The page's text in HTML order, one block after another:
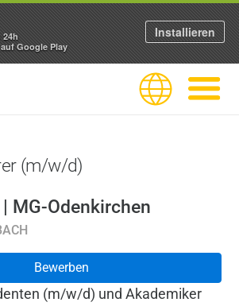
Sprache
(m/w/d)
MG-Odenkirchen
Bewerben
(m/w/d) und Akademiker
24h
Google Play
Installieren